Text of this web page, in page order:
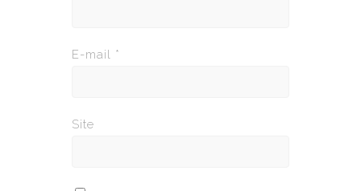
E-mail *
Site